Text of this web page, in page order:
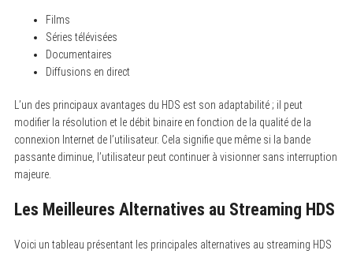
Films
Séries télévisées
Documentaires
Diffusions en direct
L’un des principaux avantages du HDS est son adaptabilité ; il peut
modifier la résolution et le débit binaire en fonction de la qualité de la
connexion Internet de l’utilisateur. Cela signifie que même si la bande
passante diminue, l’utilisateur peut continuer à visionner sans interruption
majeure.
Les Meilleures Alternatives au Streaming HDS
Voici un tableau présentant les principales alternatives au streaming HDS